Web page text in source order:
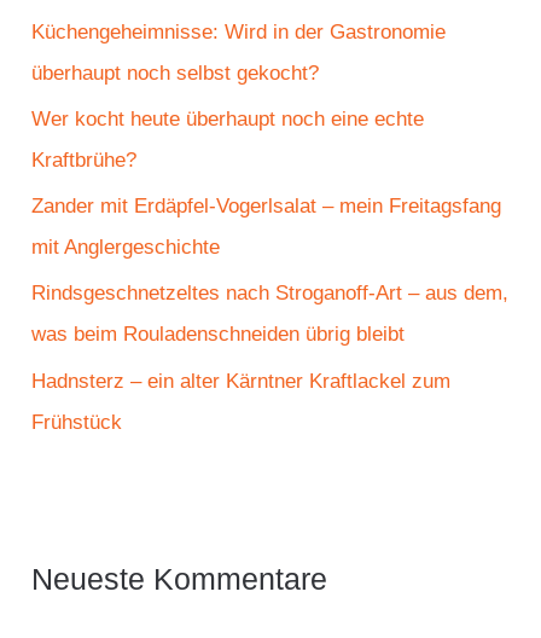
n
a
c
h
Küchengeheimnisse: Wird in der Gastronomie
überhaupt noch selbst gekocht?
Wer kocht heute überhaupt noch eine echte
Kraftbrühe?
Zander mit Erdäpfel-Vogerlsalat – mein Freitagsfang
mit Anglergeschichte
Rindsgeschnetzeltes nach Stroganoff-Art – aus dem,
was beim Rouladenschneiden übrig bleibt
Hadnsterz – ein alter Kärntner Kraftlackel zum
Frühstück
Neueste Kommentare